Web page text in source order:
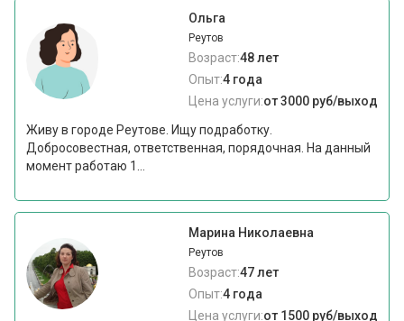
Ольга
Реутов
Возраст:48 лет
Опыт:4 года
Цена услуги:от 3000 руб/выход
Живу в городе Реутове. Ищу подработку.
Добросовестная, ответственная, порядочная. На данный
момент работаю 1...
Марина Николаевна
Реутов
Возраст:47 лет
Опыт:4 года
Цена услуги:от 1500 руб/выход